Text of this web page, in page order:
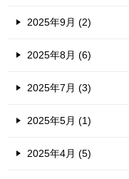
2025年9月 (2)
2025年8月 (6)
2025年7月 (3)
2025年5月 (1)
2025年4月 (5)